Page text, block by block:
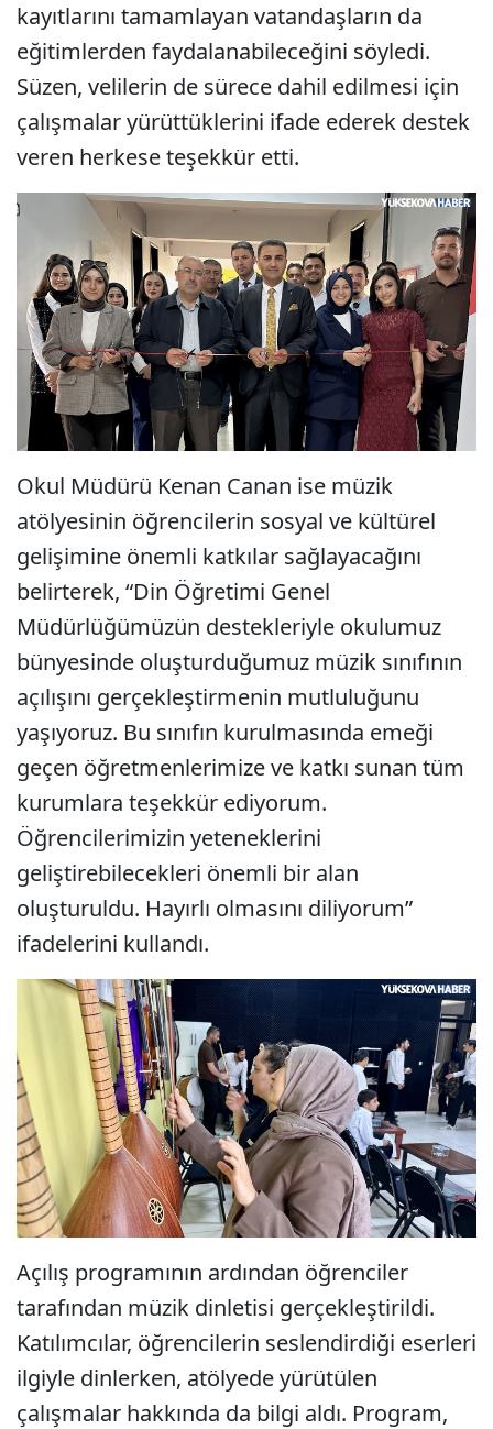
kayıtlarını tamamlayan vatandaşların da
eğitimlerden faydalanabileceğini söyledi.
Süzen, velilerin de sürece dahil edilmesi için
çalışmalar yürüttüklerini ifade ederek destek
veren herkese teşekkür etti.
Okul Müdürü Kenan Canan ise müzik
atölyesinin öğrencilerin sosyal ve kültürel
gelişimine önemli katkılar sağlayacağını
belirterek, “Din Öğretimi Genel
Müdürlüğümüzün destekleriyle okulumuz
bünyesinde oluşturduğumuz müzik sınıfının
açılışını gerçekleştirmenin mutluluğunu
yaşıyoruz. Bu sınıfın kurulmasında emeği
geçen öğretmenlerimize ve katkı sunan tüm
kurumlara teşekkür ediyorum.
Öğrencilerimizin yeteneklerini
geliştirebilecekleri önemli bir alan
oluşturuldu. Hayırlı olmasını diliyorum”
ifadelerini kullandı.
Açılış programının ardından öğrenciler
tarafından müzik dinletisi gerçekleştirildi.
Katılımcılar, öğrencilerin seslendirdiği eserleri
ilgiyle dinlerken, atölyede yürütülen
çalışmalar hakkında da bilgi aldı. Program,